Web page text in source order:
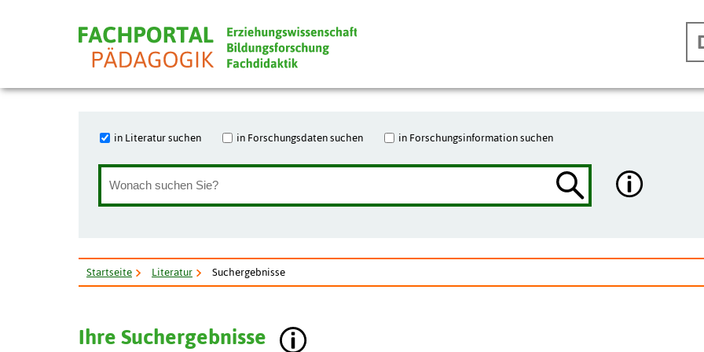
in Literatur suchen in Forschungsdaten suchen in Forschungsinformation suchen
Startseite Literatur Suchergebnisse
Ihre Suchergebnisse